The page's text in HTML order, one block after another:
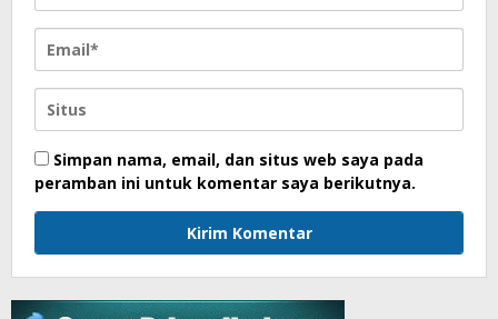
Simpan nama, email, dan situs web saya pada
peramban ini untuk komentar saya berikutnya.